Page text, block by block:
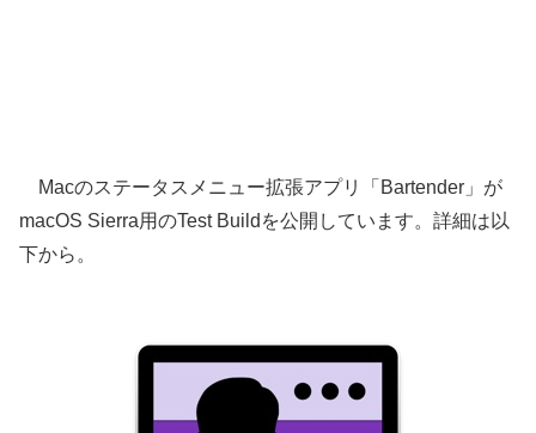
Macのステータスメニュー拡張アプリ「Bartender」が
macOS Sierra用のTest Buildを公開しています。詳細は以
下から。